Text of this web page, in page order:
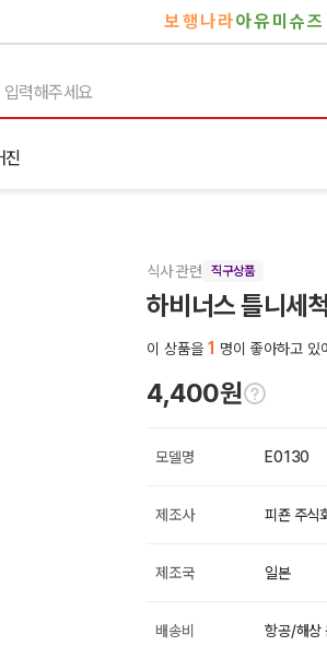
보행나라아유미슈즈
진
식사 관련 직구상품
하비너스 틀니세
이 상품을 1 명이 좋아하고 있
4,400원
모델명 E0130
제조사 피죤 주식
제조국 일본
배송비 항공/해상